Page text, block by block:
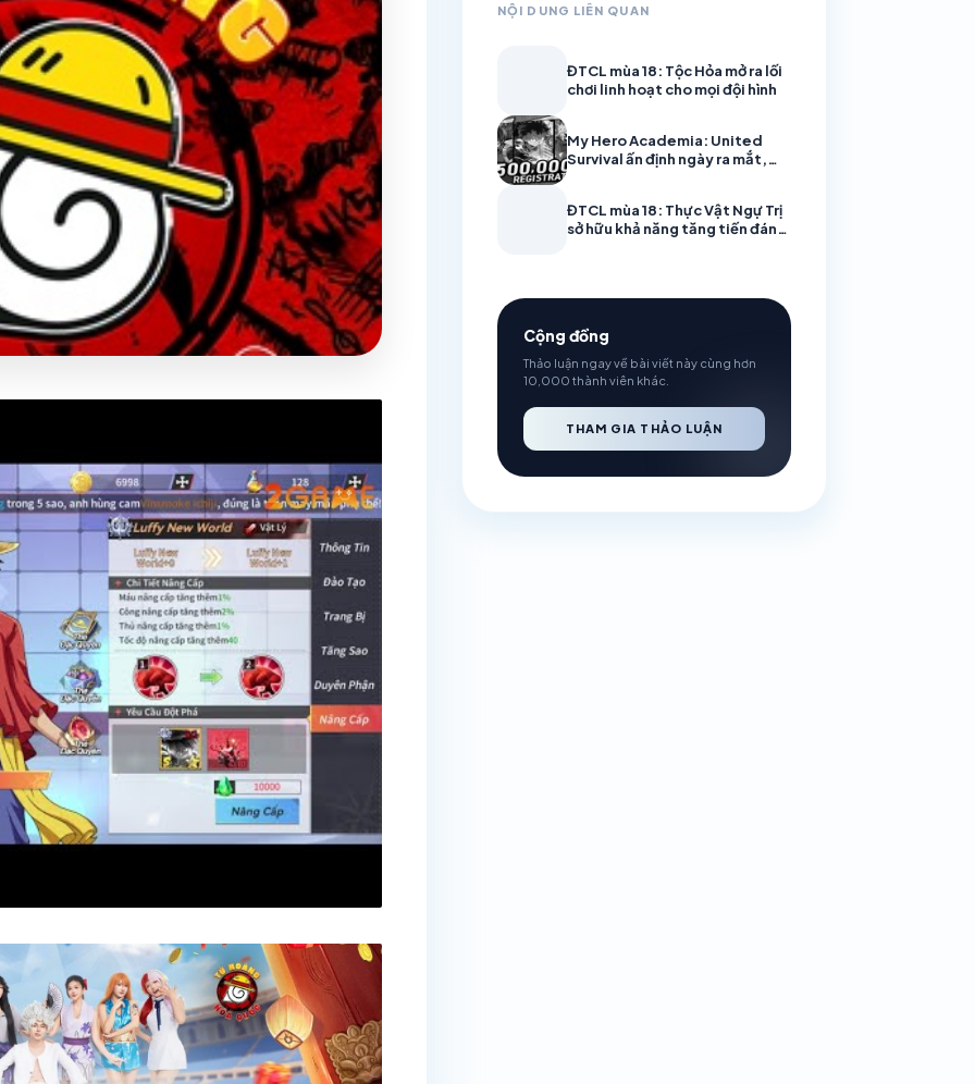
NỘI DUNG LIÊN QUAN
ĐTCL mùa 18: Tộc Hỏa mở ra lối
chơi linh hoạt cho mọi đội hình
My Hero Academia: United
Survival ấn định ngày ra mắt,
ĐTCL mùa 18: Thực Vật Ngự Trị
sở hữu khả năng tăng tiến đáng
Cộng đồng
Thảo luận ngay về bài viết này cùng hơn
10,000 thành viên khác.
THAM GIA THẢO LUẬN